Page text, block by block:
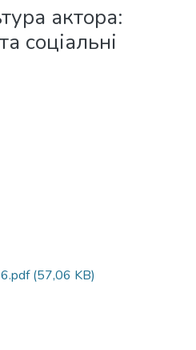
актора:
соціальні
(57,06 KB)